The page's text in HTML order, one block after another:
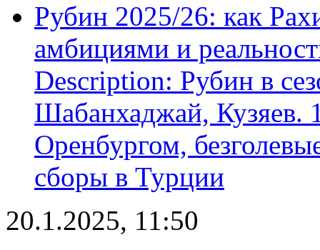
Рубин 2025/26: как
амбициями и
Description: Рубин в
Шабанхаджай, Кузяев.
Оренбургом,
сборы в Турции
20.1.2025, 11:50